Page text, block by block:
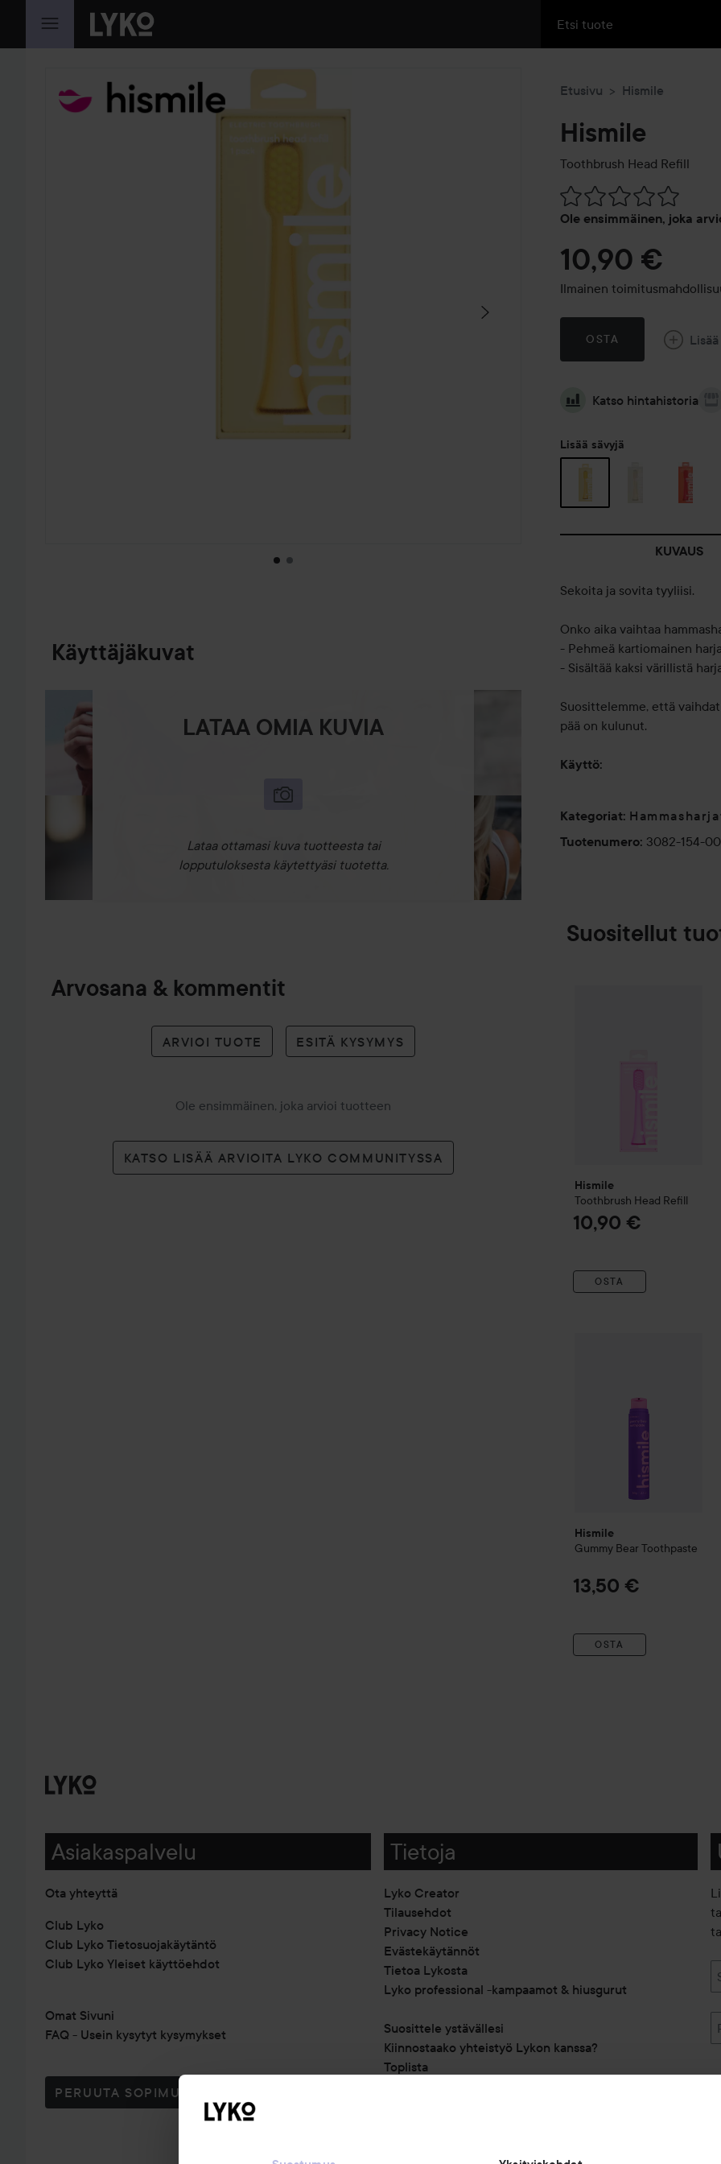
SIIRTYÄ JHK SISÄLTÖÖN
OHITA OSIO
Käyttäjäkuvat
LATAA OMIA KUVIA
Lataa ottamasi kuva tuotteesta tai
lopputuloksesta käytettyäsi tuotetta.
Arvosana & kommentit
ARVIOI TUOTE ESITÄ KYSYMYS
Ole ensimmäinen, joka arvioi tuotteen
KATSO LISÄÄ ARVIOITA LYKO COMMUNITYSSA
Etusivu Hismile
Hismile
Toothbrush Head Refill
Ole ensimmäinen, joka
Siirtyä jhk Arvosana &
10,90 €
Ilmainen
OSTA Lisää
Katso hintahistoria
Lisää sävyjä
KUVAUS
Sekoita ja sovita tyyliisi.
Onko aika vaihtaa
- Pehmeä kartiomainen
- Sisältää kaksi värillistä
Suosittelemme, että
pää on kulunut.
Käyttö:
Kategoriat:
Tuotenumero: 3082-154-
Suositellut
Hismile
Toothbrush Head Refill
10,90 €
OSTA
Hismile
Gummy Bear Toothpaste
13,50 €
OSTA
Asiakaspalvelu
Ota yhteyttä
Club Lyko
Club Lyko Tietosuojakäytäntö
Club Lyko Yleiset käyttöehdot
Omat Sivuni
FAQ - Usein kysytyt kysymykset
PERUUTA SOPIMUS TÄSTÄ
Tietoja
Lyko Creator
Tilausehdot
Privacy Notice
Evästekäytännöt
Tietoa Lykosta
Lyko professional -kampaamot & hiusgurut
Suosittele ystävällesi
Kiinnostaako yhteistyö Lykon kanssa?
Toplista